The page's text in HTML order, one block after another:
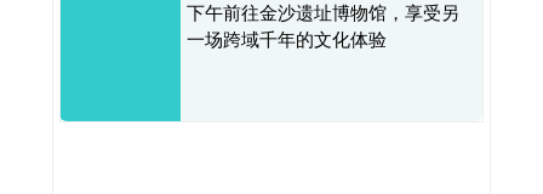
下午前往金沙遗址博物馆，享受另
一场跨域千年的文化体验